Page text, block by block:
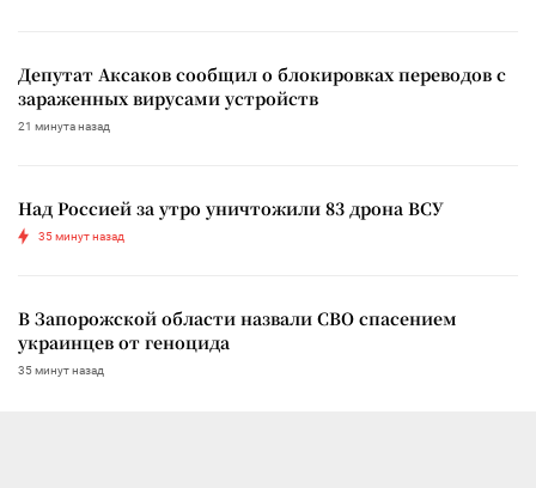
Депутат Аксаков сообщил о блокировках переводов с
зараженных вирусами устройств
21 минута назад
Над Россией за утро уничтожили 83 дрона ВСУ
35 минут назад
В Запорожской области назвали СВО спасением
украинцев от геноцида
35 минут назад